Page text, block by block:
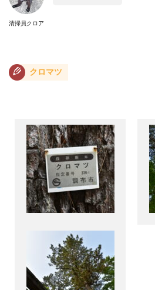
清掃員クロア
クロマツ